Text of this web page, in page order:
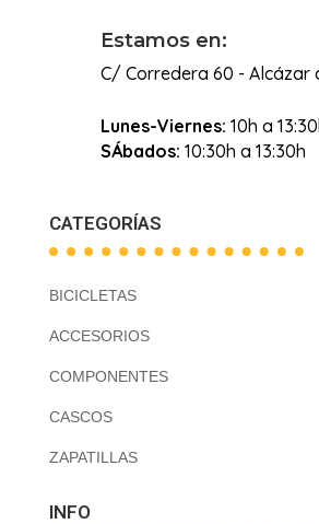
Estamos en:
C/ Corredera 60 - Alcázar
Lunes-Viernes: 10h a
SÁbados: 10:30h a 13:30h
CATEGORÍAS
BICICLETAS
ACCESORIOS
COMPONENTES
CASCOS
ZAPATILLAS
INFO